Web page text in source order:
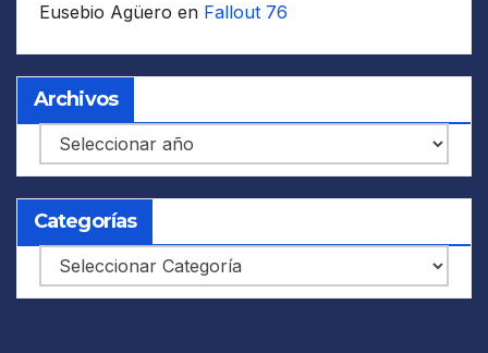
Eusebio Agüero en Fallout 76
Archivos
Archivos
Categorías
Categorías